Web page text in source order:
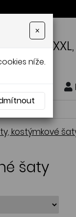
XXL,
kostýmkové
šaty
×
níže.